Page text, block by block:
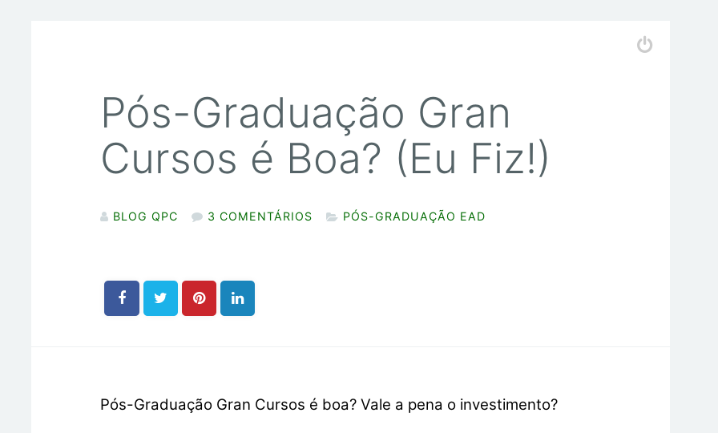
Pós-Graduação Gran
Cursos é Boa? (Eu Fiz!)
BLOG QPC 3 COMENTÁRIOS PÓS-GRADUAÇÃO EAD
Pós-Graduação Gran Cursos é boa? Vale a pena o investimento?